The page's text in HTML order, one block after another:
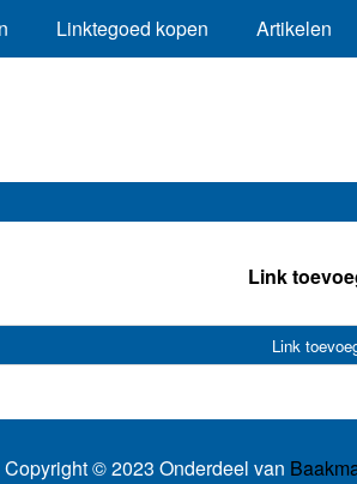
Linktegoed kopen Artikelen
Link
Link
Copyright © 2023 Onderdeel van